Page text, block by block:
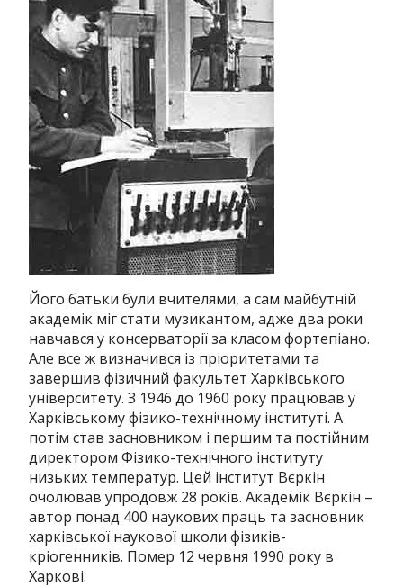
Його батьки були вчителями, а сам майбутній
академік міг стати музикантом, адже два роки
навчався у консерваторії за класом фортепіано.
Але все ж визначився із пріоритетами та
завершив фізичний факультет Харківського
університету.З 1946 до 1960 року працював у
Харківському фізико-технічному інституті.А
потім став засновником і першим та постійним
директором Фізико-технічного інституту
низьких температур. Цей інститут Вєркін
очолював упродовж 28 років.Академік Вєркін –
автор понад 400 наукових праць та засновник
харківської наукової школи фізиків-
кріогенників. Помер 12 червня 1990 року в
Харкові.